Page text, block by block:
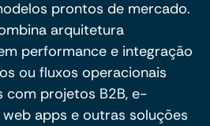
prontos de mercado.
arquitetura
performance e integração
ou fluxos operacionais
com projetos B2B, e-
apps e outras soluções